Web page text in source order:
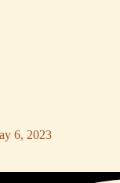
6, 2023